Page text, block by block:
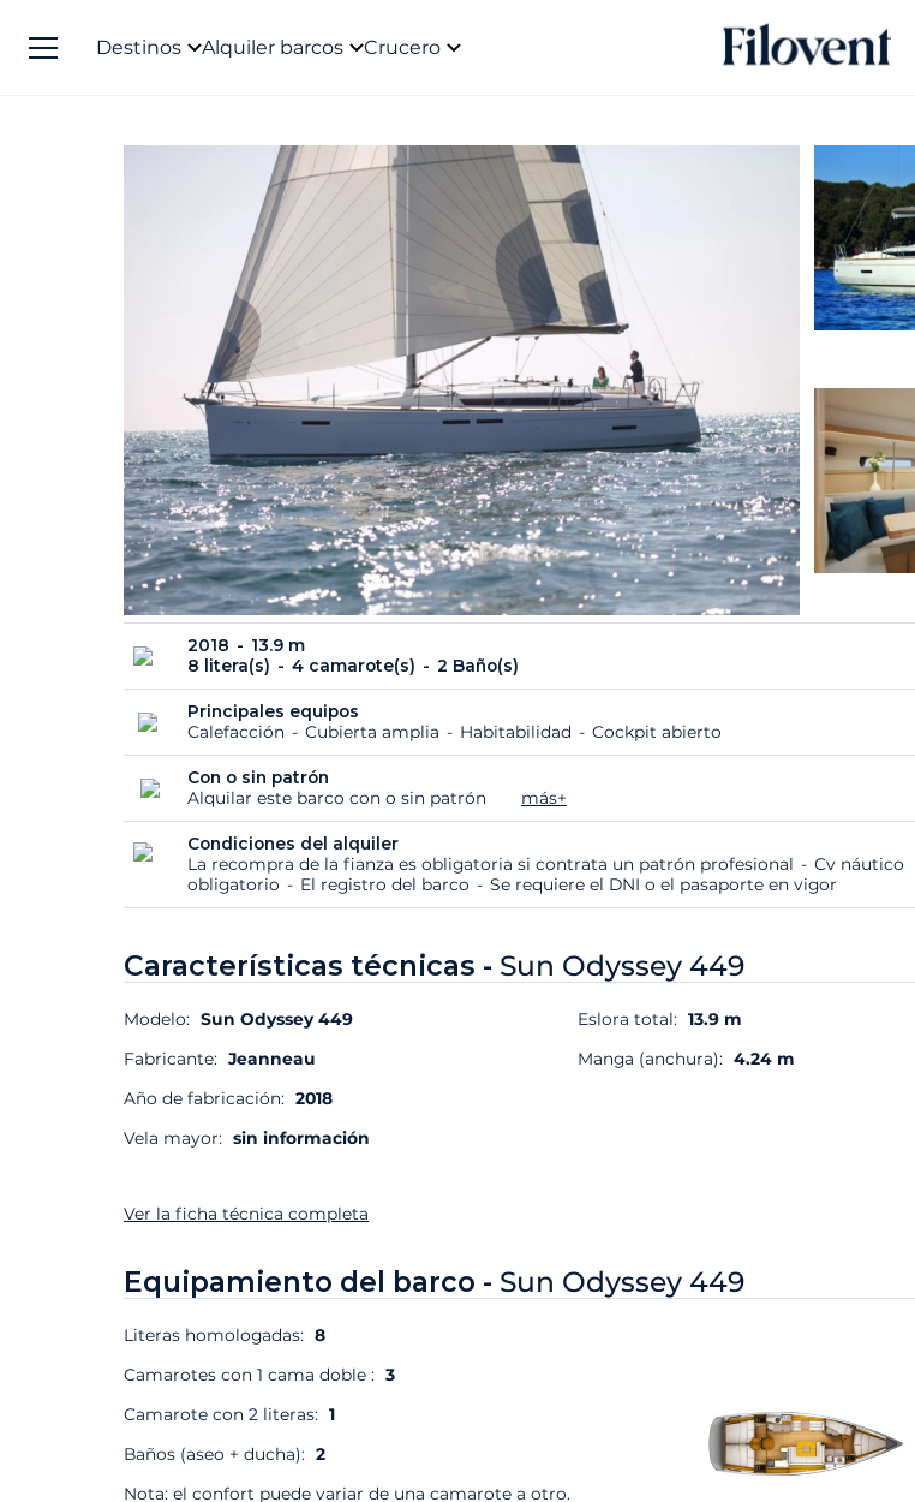
Destinos Alquiler barcos Crucero
2018
13.9 m
8 litera(s)
4 camarote(s) 2 Baño(s)
Principales equipos
Calefacción
Cubierta amplia Habitabilidad Cockpit abierto
Con o sin patrón
Alquilar este barco con o sin patrón
más+
Condiciones del alquiler
La recompra de la fianza es obligatoria si contrata un patrón profesional
Cv náutico
obligatorio
El registro del barco Se requiere el DNI o el pasaporte en vigor
Características técnicas - Sun Odyssey 449
Modelo: Sun Odyssey 449
Fabricante: Jeanneau
Año de fabricación: 2018
Vela mayor: sin información
Eslora total: 13.9 m
Manga (anchura): 4.24 m
Ver la ficha técnica completa
Equipamiento del barco - Sun Odyssey 449
Literas homologadas: 8
Camarotes con 1 cama doble : 3
Camarote con 2 literas: 1
Baños (aseo + ducha): 2
Nota: el confort puede variar de una camarote a otro.